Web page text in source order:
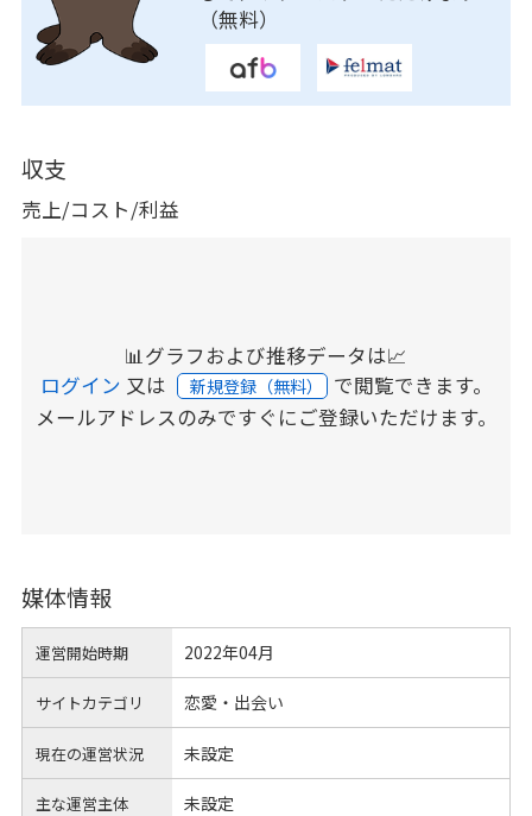
（無料）
収支
売上/コスト/利益
📊グラフおよび推移データは📈
ログイン 又は 新規登録（無料） で閲覧できます。
メールアドレスのみですぐにご登録いただけます。
媒体情報
運営開始時期 2022年04月
サイトカテゴリ 恋愛・出会い
現在の運営状況 未設定
主な運営主体 未設定